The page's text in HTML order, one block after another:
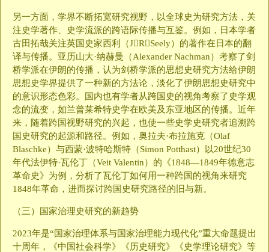
另一方面，学界不断拓宽研究视野，以全球史为研究方法，关
注史学著作、史学流派的跨语际传播与互鉴。例如，日本学者
古田拓哉关注英国史家西利（JRSeely）的著作在日本的翻
译与传播。亚历山大·纳赫曼（Alexander Nachman）考察了剑
桥学派在伊朗的传播，认为剑桥学派的思想史研究方法给伊朗
思想史学界提供了一种新的方法论，淡化了伊朗思想史研究中
的意识形态色彩。国内也有学者从跨国史的视角考察了史学观
念的流变，如兰普莱希特史学在欧美及东亚地区的传播。近年
来，随着跨国视野研究的兴起，也使一些史学史研究者追溯跨
国史研究的起源和路径。例如，奥拉夫·布拉施克（Olaf
Blaschke）与西蒙·波特哈斯特（Simon Potthast）以20世纪30
年代法伊特·瓦伦丁（Veit Valentin）的《1848—1849年德意志
革命史》为例，分析了瓦伦丁如何用一种跨国的视角来研究
1848年革命，进而探讨跨国史研究路径的旧与新。
（三）国家治理史研究的新趋势
2023年是“国家治理体系与国家治理能力现代化”重大命题提出
十周年，《中国社会科学》《历史研究》《史学理论研究》等